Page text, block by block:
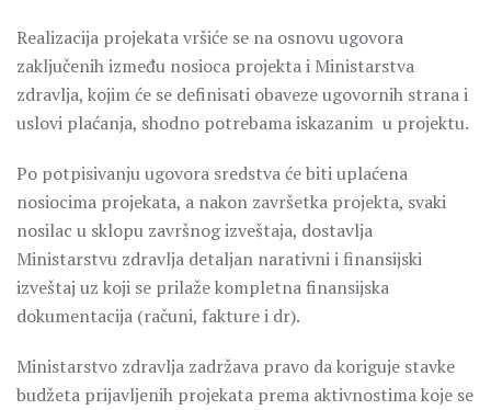
Realizacija projekata vršiće se na osnovu ugovora
zaključenih između nosioca projekta i Ministarstva
zdravlja, kojim će se definisati obaveze ugovornih strana i
uslovi plaćanja, shodno potrebama iskazanim u projektu.
Po potpisivanju ugovora sredstva će biti uplaćena
nosiocima projekata, a nakon završetka projekta, svaki
nosilac u sklopu završnog izveštaja, dostavlja
Ministarstvu zdravlja detaljan narativni i finansijski
izveštaj uz koji se prilaže kompletna finansijska
dokumentacija (računi, fakture i dr).
Ministarstvo zdravlja zadržava pravo da koriguje stavke
budžeta prijavljenih projekata prema aktivnostima koje se